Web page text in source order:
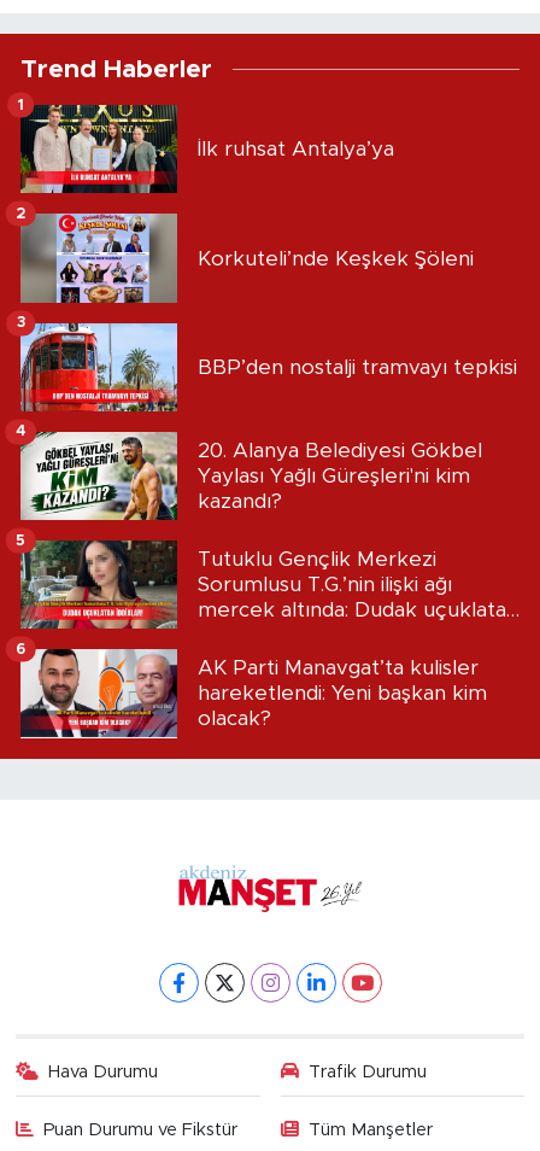
Trend Haberler
İlk ruhsat Antalya’ya
1
Korkuteli’nde Keşkek Şöleni
2
BBP’den nostalji tramvayı tepkisi
3
20. Alanya Belediyesi Gökbel
Yaylası Yağlı Güreşleri'ni kim
kazandı?
4
Tutuklu Gençlik Merkezi
Sorumlusu T.G.’nin ilişki ağı
mercek altında: Dudak uçuklatan
5
AK Parti Manavgat’ta kulisler
hareketlendi: Yeni başkan kim
olacak?
6
Hava Durumu Trafik Durumu
Puan Durumu ve Fikstür Tüm Manşetler